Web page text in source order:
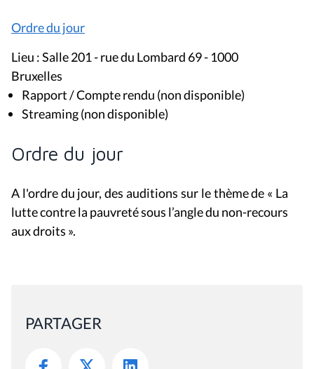
Ordre du jour
Lieu : Salle 201 - rue du Lombard 69 - 1000
Bruxelles
Rapport / Compte rendu (non disponible)
Streaming (non disponible)
Ordre du jour
A l'ordre du jour, des auditions sur le thème de « La
lutte contre la pauvreté sous l’angle du non-recours
aux droits ».
PARTAGER